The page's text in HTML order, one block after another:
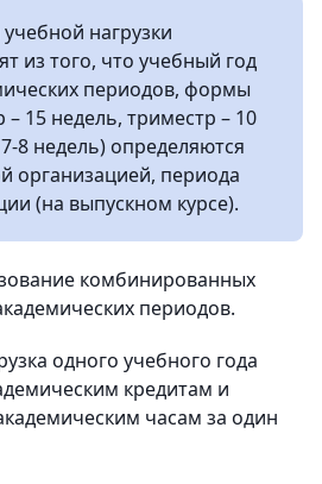
нагрузки
из того, что учебный год
периодов, формы
– 15 недель, триместр – 10
8 недель) определяются
организацией, периода
(на выпускном курсе).
комбинированных
периодов.
одного учебного года
кредитам и
часам за один